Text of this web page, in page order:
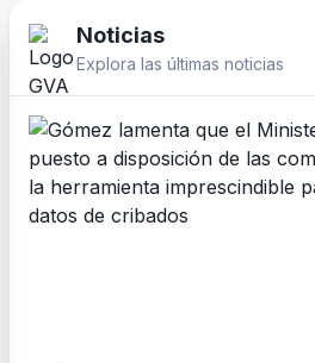
Noticias
Explora las últimas noticias